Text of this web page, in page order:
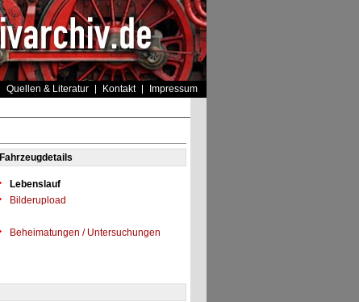
Quellen & Literatur Kontakt Impressum
Fahrzeugdetails
Lebenslauf
Bilderupload
Beheimatungen / Untersuchungen